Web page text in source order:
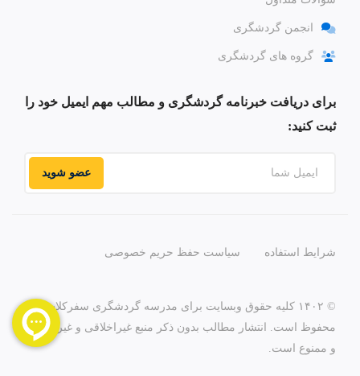
انجمن گردشگری
گروه های گردشگری
برای دریافت خبرنامه گردشگری و مطالب مهم ایمیل خود را
ثبت کنید:
عضو شوید
شرایط استفاده سیاست حفظ حریم خصوصی
© ۱۴۰۲ کلیه حقوق وبسایت برای مدرسه گردشگری سفرکلاب
محفوظ است. انتشار مطالب بدون ذکر منبع غیراخلاقی و غیرقانونی
و ممنوع است.